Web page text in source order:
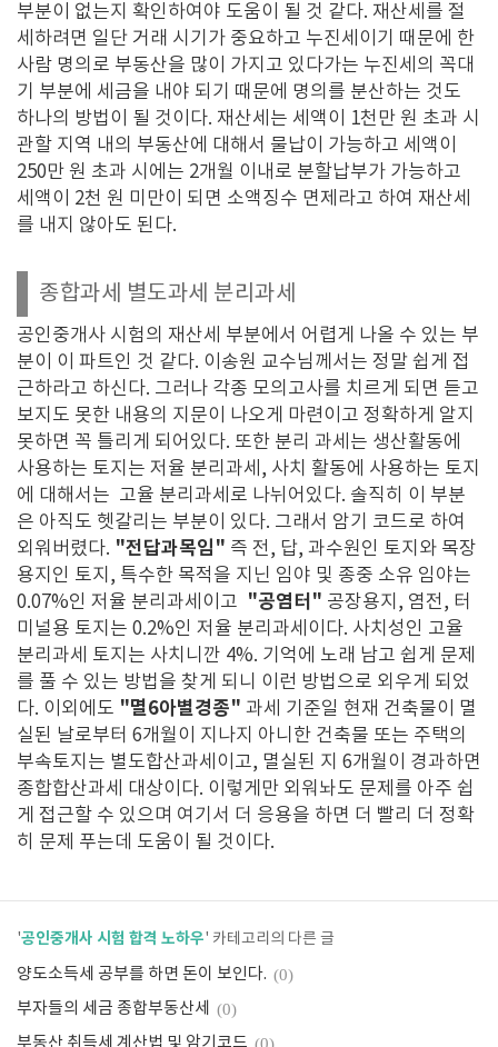
부분이 없는지 확인하여야 도움이 될 것 같다. 재산세를 절
세하려면 일단 거래 시기가 중요하고 누진세이기 때문에 한
사람 명의로 부동산을 많이 가지고 있다가는 누진세의 꼭대
기 부분에 세금을 내야 되기 때문에 명의를 분산하는 것도
하나의 방법이 될 것이다. 재산세는 세액이 1천만 원 초과 시
관할 지역 내의 부동산에 대해서 물납이 가능하고 세액이
250만 원 초과 시에는 2개월 이내로 분할납부가 가능하고
세액이 2천 원 미만이 되면 소액징수 면제라고 하여 재산세
를 내지 않아도 된다.
종합과세 별도과세 분리과세
공인중개사 시험의 재산세 부분에서 어렵게 나올 수 있는 부
분이 이 파트인 것 같다. 이송원 교수님께서는 정말 쉽게 접
근하라고 하신다. 그러나 각종 모의고사를 치르게 되면 듣고
보지도 못한 내용의 지문이 나오게 마련이고 정확하게 알지
못하면 꼭 틀리게 되어있다. 또한 분리 과세는 생산활동에
사용하는 토지는 저율 분리과세, 사치 활동에 사용하는 토지
에 대해서는 고율 분리과세로 나뉘어있다. 솔직히 이 부분
은 아직도 헷갈리는 부분이 있다. 그래서 암기 코드로 하여
외워버렸다. "전답과목임" 즉 전, 답, 과수원인 토지와 목장
용지인 토지, 특수한 목적을 지닌 임야 및 종중 소유 임야는
0.07%인 저율 분리과세이고 "공염터" 공장용지, 염전, 터
미널용 토지는 0.2%인 저율 분리과세이다. 사치성인 고율
분리과세 토지는 사치니깐 4%. 기억에 노래 남고 쉽게 문제
를 풀 수 있는 방법을 찾게 되니 이런 방법으로 외우게 되었
다. 이외에도 "멸6아별경종" 과세 기준일 현재 건축물이 멸
실된 날로부터 6개월이 지나지 아니한 건축물 또는 주택의
부속토지는 별도합산과세이고, 멸실된 지 6개월이 경과하면
종합합산과세 대상이다. 이렇게만 외워놔도 문제를 아주 쉽
게 접근할 수 있으며 여기서 더 응용을 하면 더 빨리 더 정확
히 문제 푸는데 도움이 될 것이다.
'공인중개사 시험 합격 노하우' 카테고리의 다른 글
양도소득세 공부를 하면 돈이 보인다. (0)
부자들의 세금 종합부동산세 (0)
부동산 취득세 계산법 및 암기코드